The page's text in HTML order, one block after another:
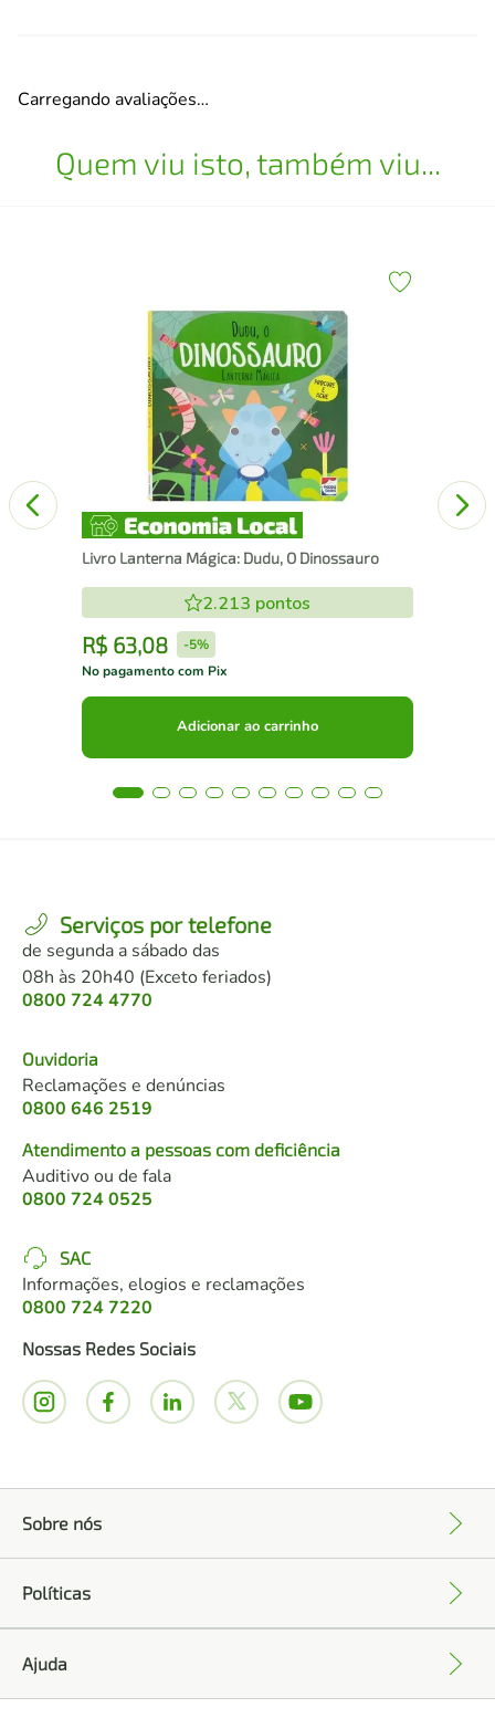
Carregando avaliações…
Quem viu isto, também viu...
Livro Lanterna Mágica: Dudu, O Dinossauro
2.213 pontos
R$ 63,08 -5%
No pagamento com Pix
Adicionar ao carrinho
Serviços por telefone
de segunda a sábado das
08h às 20h40 (Exceto feriados)
0800 724 4770
Ouvidoria
Reclamações e denúncias
0800 646 2519
Atendimento a pessoas com deficiência
Auditivo ou de fala
0800 724 0525
SAC
Informações, elogios e reclamações
0800 724 7220
Nossas Redes Sociais
Sobre nós
Políticas
Ajuda